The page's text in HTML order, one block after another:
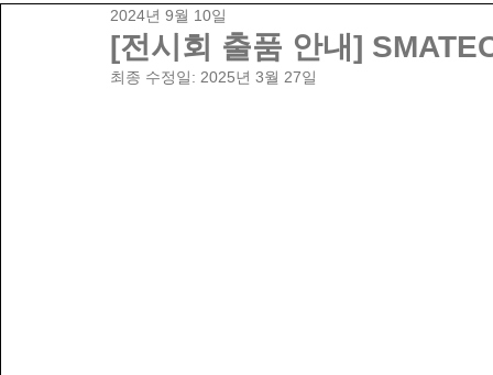
[전시회 출품 안내]
2024년 9월 10일
최종 수정일: 2025년 3월 27일